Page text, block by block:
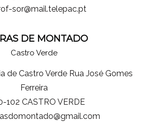
sor@mail.telepac.pt
DE MONTADO
Castro Verde
de Castro Verde Rua José Gomes
Ferreira
102 CASTRO VERDE